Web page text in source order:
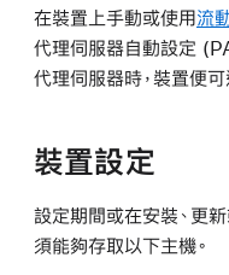
在裝置上手動或使用流
代理伺服器自動設定
代理伺服器時，裝置便
裝置設定
設定期間或在安裝、更
須能夠存取以下主機。